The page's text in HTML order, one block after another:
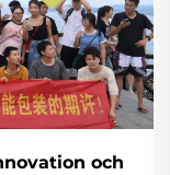
och